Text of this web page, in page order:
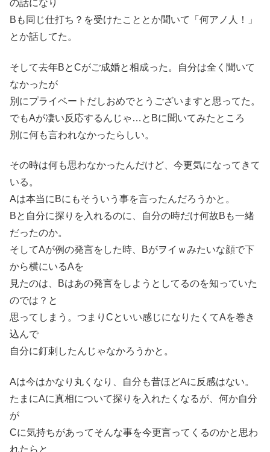
の話になり
Bも同じ仕打ち？を受けたこととか聞いて「何アノ人！」
とか話してた。
そして去年BとCがご成婚と相成った。自分は全く聞いて
なかったが
別にプライベートだしおめでとうございますと思ってた。
でもAが凄い反応するんじゃ…とBに聞いてみたところ
別に何も言われなかったらしい。
その時は何も思わなかったんだけど、今更気になってきて
いる。
Aは本当にBにもそういう事を言ったんだろうかと。
Bと自分に探りを入れるのに、自分の時だけ何故Bも一緒
だったのか。
そしてAが例の発言をした時、Bがヲイｗみたいな顔で下
から横にいるAを
見たのは、Bはあの発言をしようとしてるのを知っていた
のでは？と
思ってしまう。つまりCといい感じになりたくてAを巻き
込んで
自分に釘刺したんじゃなかろうかと。
Aは今はかなり丸くなり、自分も昔ほどAに反感はない。
たまにAに真相について探りを入れたくなるが、何か自分
が
Cに気持ちがあってそんな事を今更言ってくるのかと思わ
れたらと